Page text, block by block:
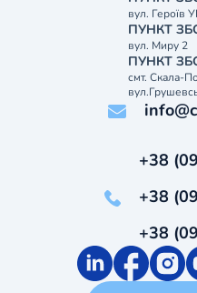
вул. Героїв
ПУНКТ
вул. Миру 2
ПУНКТ
смт. Скала-
+38
+38
+38